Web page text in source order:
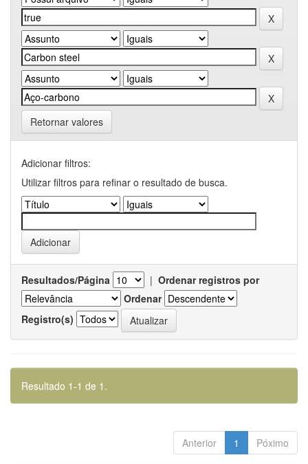
Retornar valores
Adicionar filtros:
Utilizar filtros para refinar o resultado de busca.
Resultados/Página | Ordenar registros por
Ordenar
Registro(s)
Resultado 1-1 de 1.
Anterior 1 Póximo